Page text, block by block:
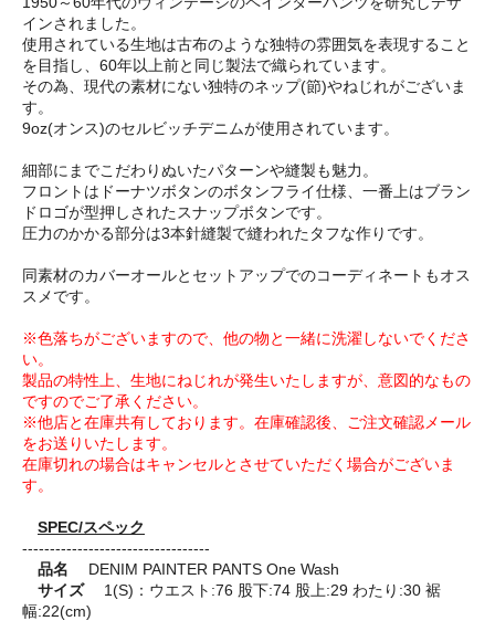
インされました。
使用されている生地は古布のような独特の雰囲気を表現すること
を目指し、60年以上前と同じ製法で織られています。
その為、現代の素材にない独特のネップ(節)やねじれがございま
す。
9oz(オンス)のセルビッチデニムが使用されています。
細部にまでこだわりぬいたパターンや縫製も魅力。
フロントはドーナツボタンのボタンフライ仕様、一番上はブラン
ドロゴが型押しされたスナップボタンです。
圧力のかかる部分は3本針縫製で縫われたタフな作りです。
同素材のカバーオールとセットアップでのコーディネートもオス
スメです。
※色落ちがございますので、他の物と一緒に洗濯しないでくださ
い。
製品の特性上、生地にねじれが発生いたしますが、意図的なもの
ですのでご了承ください。
※他店と在庫共有しております。在庫確認後、ご注文確認メール
をお送りいたします。
在庫切れの場合はキャンセルとさせていただく場合がございま
す。
SPEC/スペック
----------------------------------
品名
DENIM PAINTER PANTS One Wash
サイズ1(S)：ウエスト:76 股下:74 股上:29 わたり:30 裾
幅:22(cm)